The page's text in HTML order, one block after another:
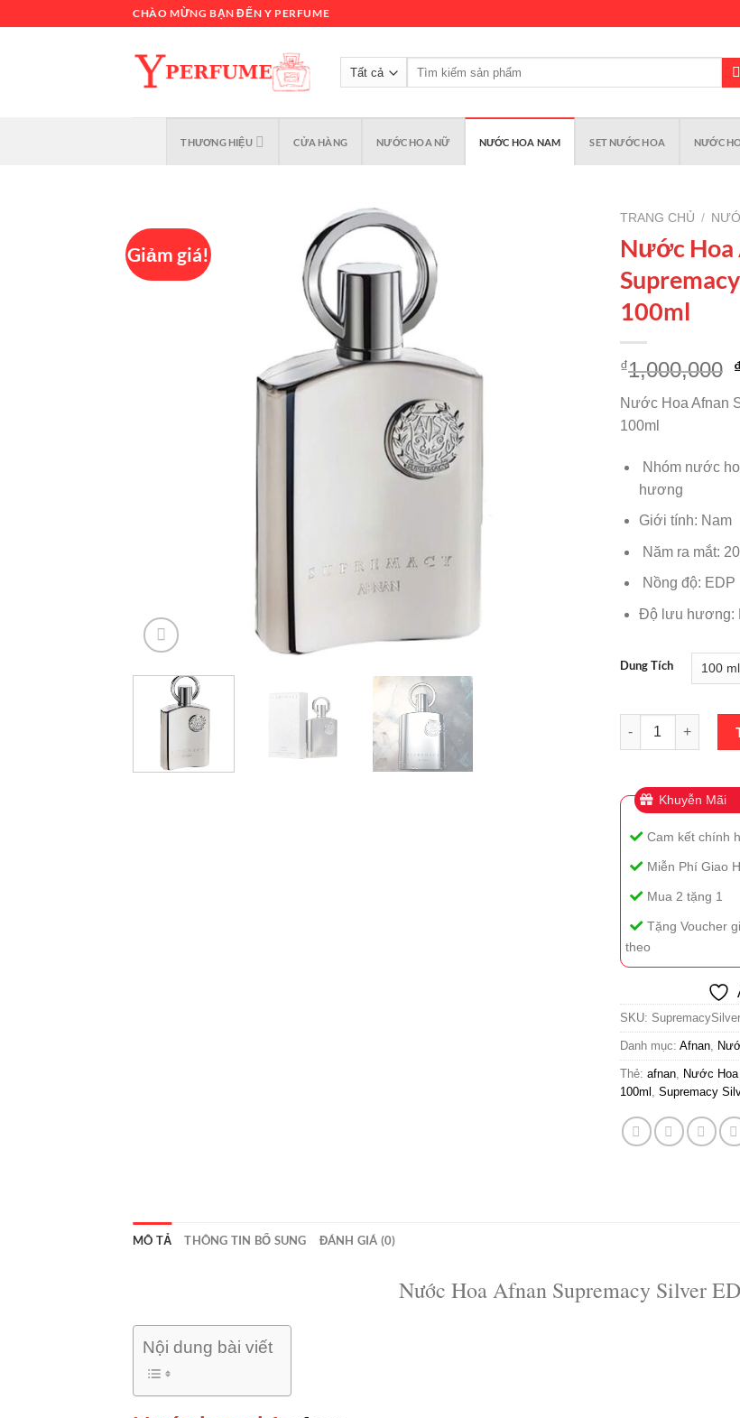
CHÀO MỪNG BẠN ĐẾN Y PERFUME
Tìm
THƯƠNG HIỆU CỬA HÀNG NƯỚC HOA NỮ NƯỚC HOA NAM SET NƯỚC HOA NƯỚC
Giảm giá!
TRANG CHỦ /
Nước Hoa
100ml
₫1,000,000
Nước Hoa Afnan
100ml
Nhóm nước
hương
Giới tính: Nam
Năm ra mắt:
Nồng độ: EDP
Độ lưu hương:
Dung Tích
Nước Hoa Afnan
Khuyễn Mãi
Cam kết chính
Miễn Phí Giao
Mua 2 tặng 1
Tặng Voucher
theo
SKU: SupremacySilver
Danh mục: Afnan
Thẻ: afnan Nước Hoa
100ml Supremacy
MÔ TẢ THÔNG TIN BỔ SUNG ĐÁNH GIÁ (0)
Nước Hoa Afnan Supremacy Silver
Nội dung bài viết